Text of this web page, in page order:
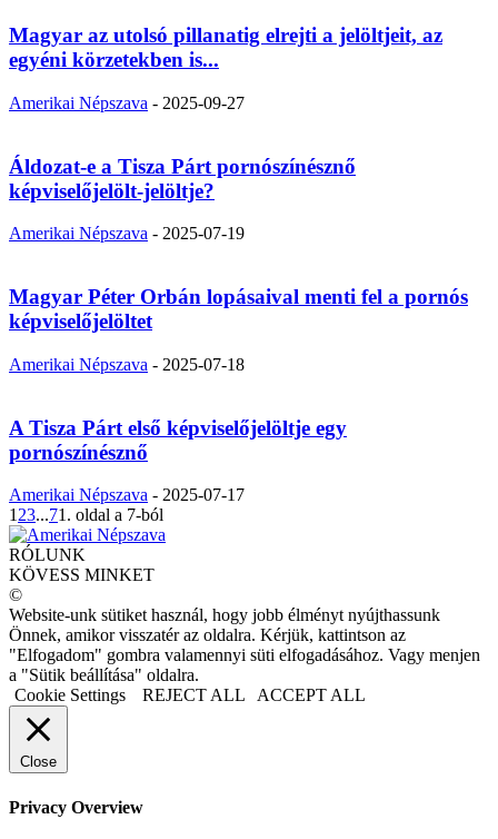
Magyar az utolsó pillanatig elrejti a jelöltjeit, az
egyéni körzetekben is...
Amerikai Népszava - 2025-09-27
Áldozat-e a Tisza Párt pornószínésznő
képviselőjelölt-jelöltje?
Amerikai Népszava - 2025-07-19
Magyar Péter Orbán lopásaival menti fel a pornós
képviselőjelöltet
Amerikai Népszava - 2025-07-18
A Tisza Párt első képviselőjelöltje egy
pornószínésznő
Amerikai Népszava - 2025-07-17
1 23...71. oldal a 7-ból
RÓLUNK
KÖVESS MINKET
©
Website-unk sütiket használ, hogy jobb élményt nyújthassunk
Önnek, amikor visszatér az oldalra. Kérjük, kattintson az
"Elfogadom" gombra valamennyi süti elfogadásához. Vagy menjen
a "Sütik beállítása" oldalra.
Cookie Settings
REJECT ALL ACCEPT ALL
Close
Privacy Overview